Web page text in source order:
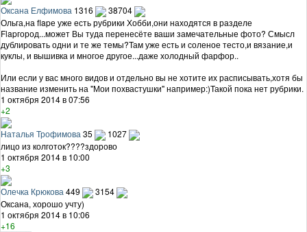
Оксана Елфимова 1316
38704
Ольга,на flapе уже есть рубрики Хобби,они находятся в разделе
Flapгород...может Вы туда перенесёте ваши замечательные фото? Смысл
дублировать одни и те же темы?Там уже есть и соленое тесто,и вязание,и
куклы, и вышивка и многое другое...даже холодный фарфор..
Или если у вас много видов и отдельно вы не хотите их расписывать,хотя бы
название изменить на "Мои похвастушки" например:)Такой пока нет рубрики.
1 октября 2014 в 07:56
+2
Наталья Трофимова 35
1027
лицо из колготок????здорово
1 октября 2014 в 10:00
+3
Олечка Крюкова 449
3154
Оксана, хорошо учту)
1 октября 2014 в 10:06
+16